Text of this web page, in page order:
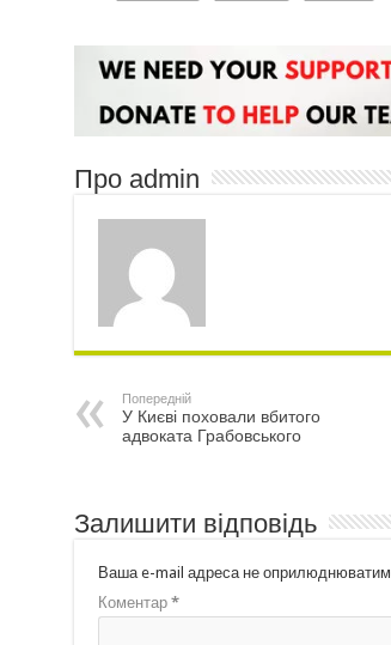
Про admin
Попередній
У Києві поховали вбитого
адвоката Грабовського
Залишити відповідь
Ваша e-mail адреса не
Коментар *